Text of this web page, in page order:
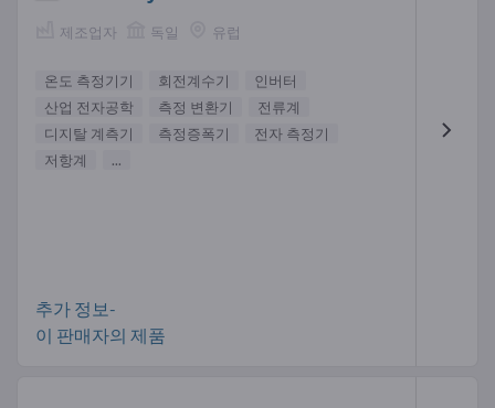
제조업자 독일 유럽
온도 측정기기 회전계수기
인버터
산업 전자공학
측정 변환기
전류계
디지탈 계측기
측정증폭기
전자 측정기
저항계
...
추가 정보-
이 판매자의 제품